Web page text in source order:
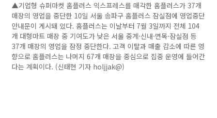
▲기업형 슈퍼마켓 홈플러스 익스프레스를 매각한 홈플러스가 37개
매장의 영업을 중단한 10일 서울 송파구 홈플러스 잠실점에 영업중단
안내문이 게시돼 있다. 홈플러스는 이날부터 7월 3일까지 전체 104
개 대형마트 매장 중 기여도가 낮은 서울 중계·신내·면목·잠실점 등
37개 매장의 영업을 잠정 중단한다. 고객 이탈과 매출 감소에 따른 영
향으로 홈플러스는 나머지 67개 매장을 중심으로 집중 운영에 들어간
다는 계획이다. (신태현 기자 holjjak@)